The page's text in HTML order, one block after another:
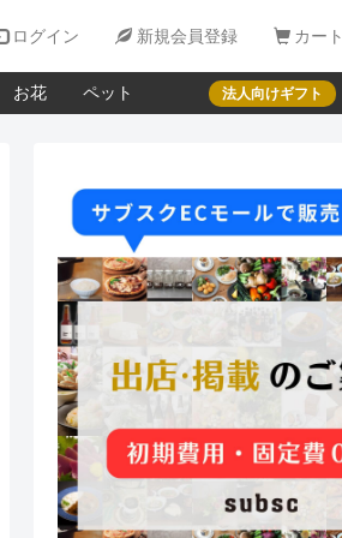
ログイン  新規会員登録  カート
お花 ペット 法人向けギフト